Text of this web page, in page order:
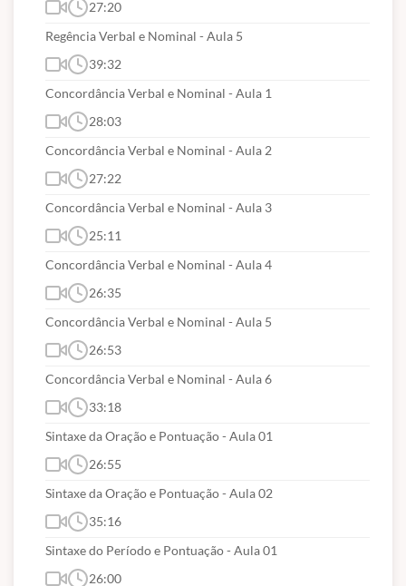
14.2 Adequação do formato de texto e gênero.
Lei de Execução Penal
que institui a Lei de Execução Penal:
1. 1. Do objeto e da aplicação da Lei de Execução
Penal.
1.2. Do Condenado e do Internado:
1.2.1. Da Classificação.
1.2.2. Da Assistência Material.
1.2.3. Da Assistência à Saúde.
1.2.4. Assistência jurídica.
1.2.5. Da Assistência Educacional.
1.2.6. Da Assistência Social.
1.2.7. Da Assistência Religiosa.
1.2.8. Da assistência ao Egresso.
1.3. Do Trabalho interno e externo.
1.4. Dos Deveres, dos Direitos e da Disciplina.
1.5. Das faltas Disciplinares:
1.5.2. Do Procedimento disciplinar.
27:20
Regência Verbal e Nominal - Aula 5
39:32
Concordância Verbal e Nominal - Aula 1
28:03
Concordância Verbal e Nominal - Aula 2
27:22
Concordância Verbal e Nominal - Aula 3
25:11
Concordância Verbal e Nominal - Aula 4
26:35
Concordância Verbal e Nominal - Aula 5
26:53
Concordância Verbal e Nominal - Aula 6
33:18
Sintaxe da Oração e Pontuação - Aula 01
26:55
Sintaxe da Oração e Pontuação - Aula 02
35:16
Sintaxe do Período e Pontuação - Aula 01
26:00